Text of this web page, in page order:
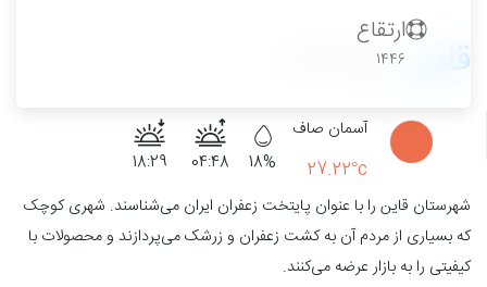
ارتقاع
1446 قاین
آسمان صاف
27.22°c
18%
04:48
18:29
شهرستان قاین را با عنوان پایتخت زعفران ایران می‌شناسند. شهری کوچک
که بسیاری از مردم آن به کشت زعفران و زرشک می‌پردازند و محصولات با
کیفیتی را به بازار عرضه می‌کنند.